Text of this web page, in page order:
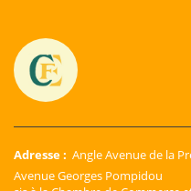
Adresse : Angle Avenue de la
Avenue Georges Pompidou